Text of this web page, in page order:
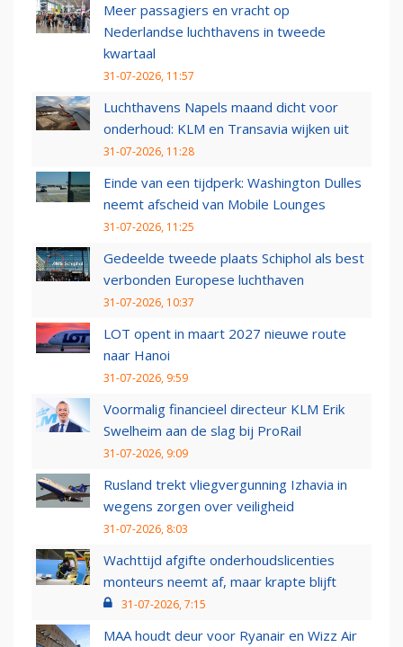
Meer passagiers en vracht op
Nederlandse luchthavens in tweede
kwartaal
31-07-2026, 11:57
Luchthavens Napels maand dicht voor
onderhoud: KLM en Transavia wijken uit
31-07-2026, 11:28
Einde van een tijdperk: Washington Dulles
neemt afscheid van Mobile Lounges
31-07-2026, 11:25
Gedeelde tweede plaats Schiphol als best
verbonden Europese luchthaven
31-07-2026, 10:37
LOT opent in maart 2027 nieuwe route
naar Hanoi
31-07-2026, 9:59
Voormalig financieel directeur KLM Erik
Swelheim aan de slag bij ProRail
31-07-2026, 9:09
Rusland trekt vliegvergunning Izhavia in
wegens zorgen over veiligheid
31-07-2026, 8:03
Wachttijd afgifte onderhoudslicenties
monteurs neemt af, maar krapte blijft
31-07-2026, 7:15
MAA houdt deur voor Ryanair en Wizz Air